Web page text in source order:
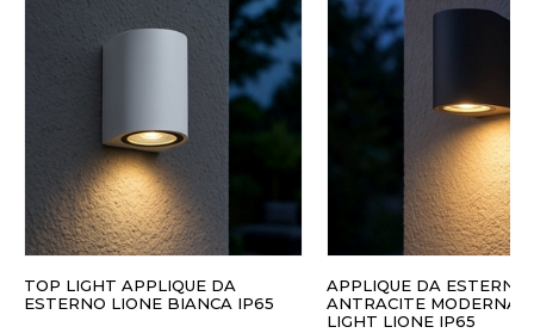
TOP LIGHT APPLIQUE DA
ESTERNO LIONE BIANCA IP65
APPLIQUE DA ESTERNO
ANTRACITE MODERNA
LIGHT LIONE IP65